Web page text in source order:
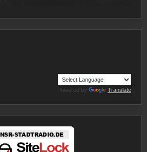
Powered by Translate